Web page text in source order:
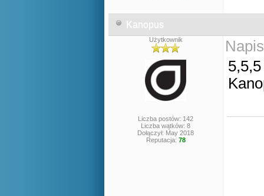
Kanopus
Użytkownik
Liczba postów: 142
Liczba wątków: 8
Dołączył: May 2018
Reputacja: 78
5,5,5